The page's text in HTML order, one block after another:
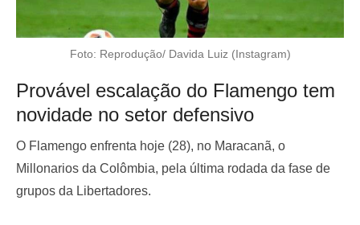
Foto: Reprodução/ Davida Luiz (Instagram)
Provável escalação do Flamengo tem
novidade no setor defensivo
O Flamengo enfrenta hoje (28), no Maracanã, o
Millonarios da Colômbia, pela última rodada da fase de
grupos da Libertadores.